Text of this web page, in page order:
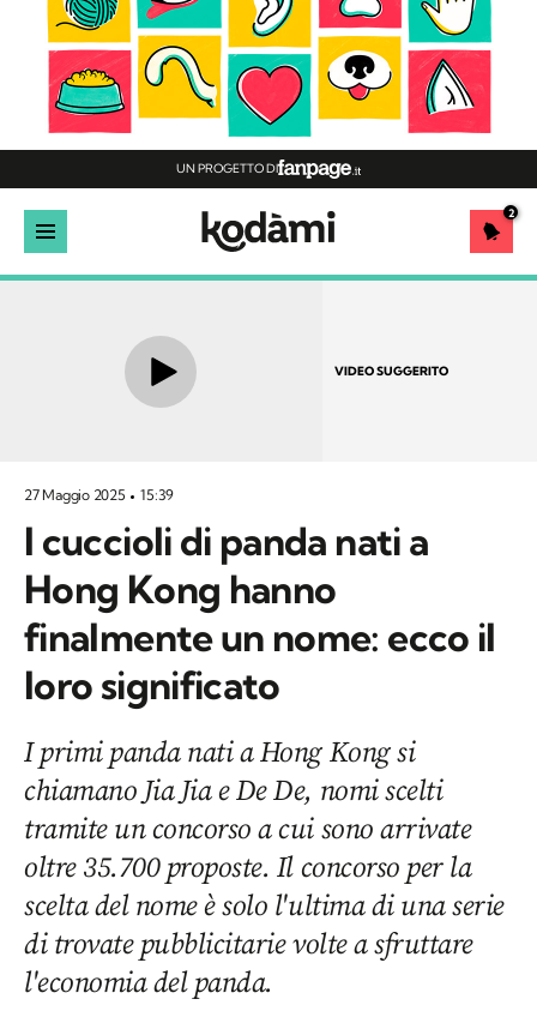
UN PROGETTO DI
2
VIDEO SUGGERITO
27 Maggio 2025 15:39
I cuccioli di panda nati a
Hong Kong hanno
finalmente un nome: ecco il
loro significato
I primi panda nati a Hong Kong si
chiamano Jia Jia e De De, nomi scelti
tramite un concorso a cui sono arrivate
oltre 35.700 proposte. Il concorso per la
scelta del nome è solo l'ultima di una serie
di trovate pubblicitarie volte a sfruttare
l'economia del panda.